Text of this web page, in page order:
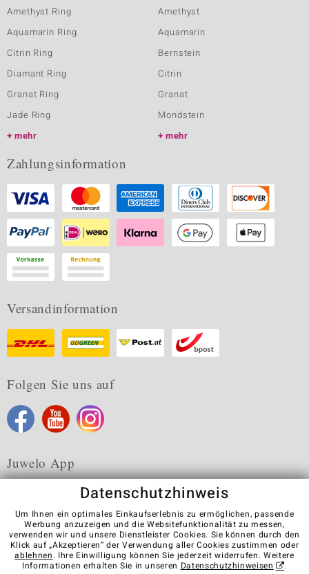
Amethyst Ring
Aquamarin Ring
Citrin Ring
Diamant Ring
Granat Ring
Jade Ring
mehr
Amethyst
Aquamarin
Bernstein
Citrin
Granat
Mondstein
mehr
Zahlungsinformation
Versandinformation
Folgen Sie uns auf
Juwelo App
Karriere AGB Datenschutz Cookies
Impressum
Kontakt
Vertrag widerrufen
Datenschutzhinweis
Um Ihnen ein optimales Einkaufserlebnis zu ermöglichen, passende
Werbung anzuzeigen und die Websitefunktionalität zu messen,
verwenden wir und unsere Dienstleister Cookies. Sie können durch den
Klick auf „Akzeptieren“ der Verwendung aller Cookies zustimmen oder
ablehnen. Ihre Einwilligung können Sie jederzeit widerrufen. Weitere
Informationen erhalten Sie in unseren Datenschutzhinweisen .